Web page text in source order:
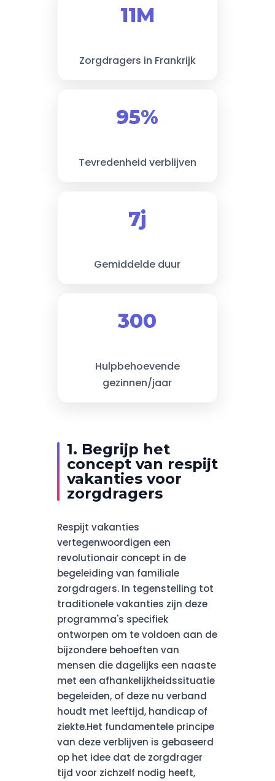
11M
Zorgdragers in Frankrijk
95%
Tevredenheid verblijven
7j
Gemiddelde duur
300
Hulpbehoevende
gezinnen/jaar
1. Begrijp het
concept van respijt
vakanties voor
zorgdragers
Respijt vakanties
vertegenwoordigen een
revolutionair concept in de
begeleiding van familiale
zorgdragers. In tegenstelling tot
traditionele vakanties zijn deze
programma's specifiek
ontworpen om te voldoen aan de
bijzondere behoeften van
mensen die dagelijks een naaste
met een afhankelijkheidssituatie
begeleiden, of deze nu verband
houdt met leeftijd, handicap of
ziekte.Het fundamentele principe
van deze verblijven is gebaseerd
op het idee dat de zorgdrager
tijd voor zichzelf nodig heeft,